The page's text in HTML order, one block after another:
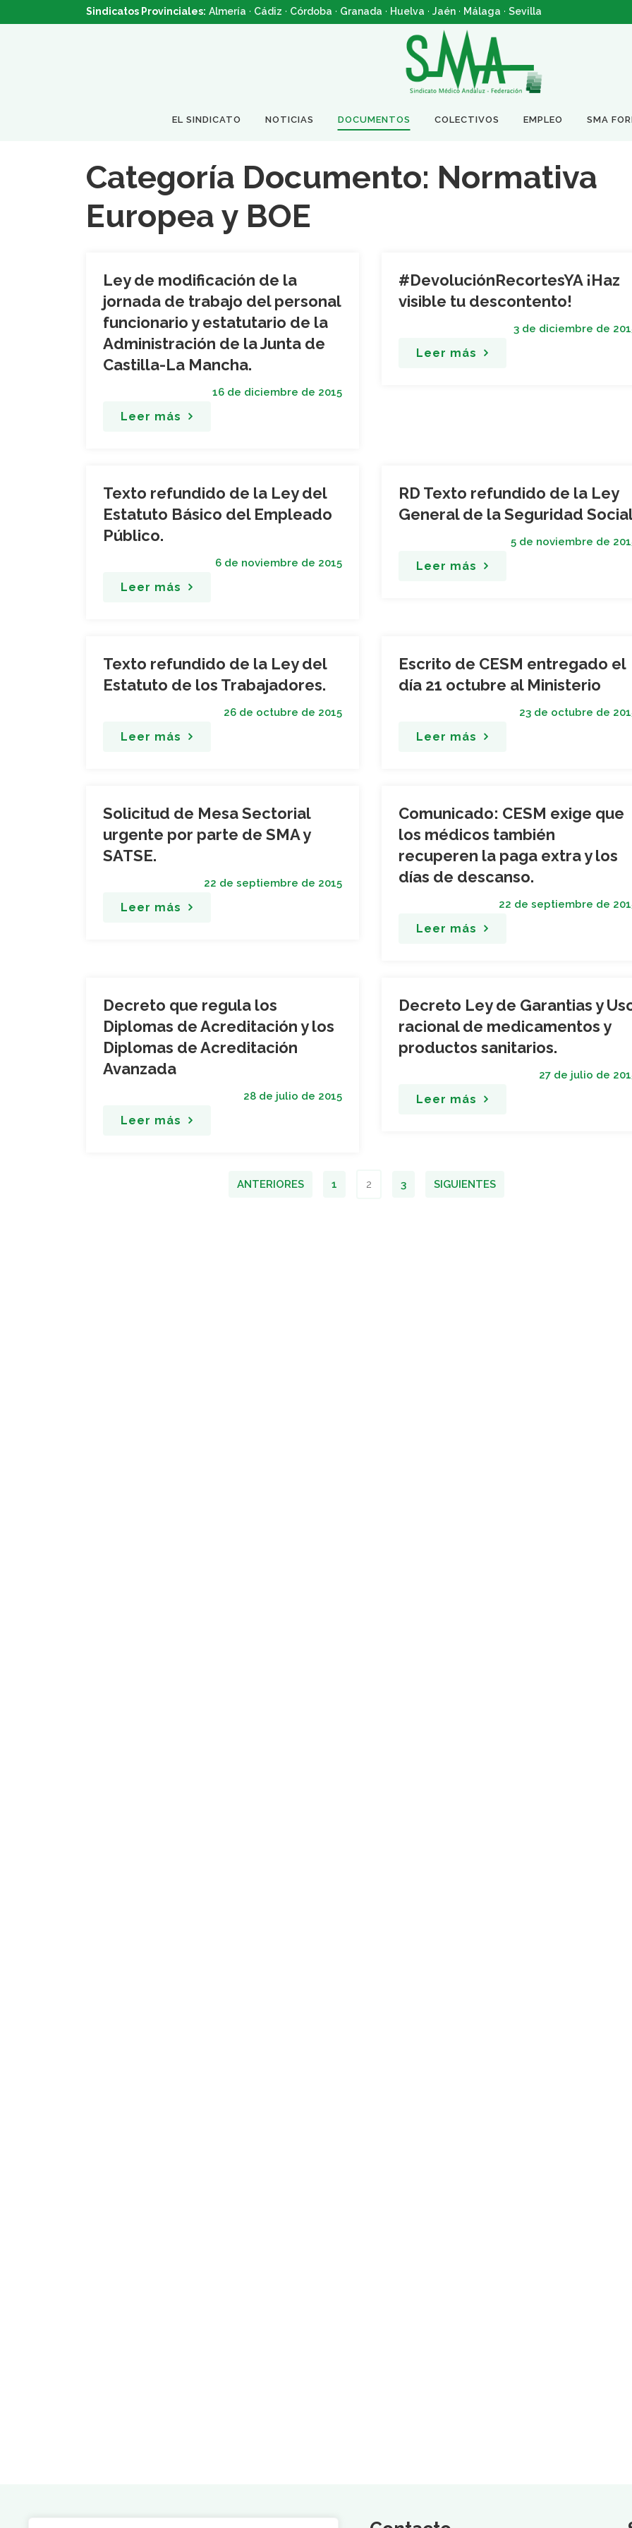
Sindicatos Provinciales: Almería · Cádiz · Córdoba · Granada · Huelva · Jaén · Málaga · Sevilla
EL SINDICATO NOTICIAS DOCUMENTOS COLECTIVOS EMPLEO SMA
Categoría Documento: Normativa
Europea y BOE
Ley de modificación de la
jornada de trabajo del personal
funcionario y estatutario de la
Administración de la Junta de
Castilla-La Mancha.
16 de diciembre de 2015
Leer más
#DevoluciónRecortesYA ¡Haz
visible tu descontento!
3 de diciembre de
Leer más
Texto refundido de la Ley del
Estatuto Básico del Empleado
Público.
6 de noviembre de 2015
Leer más
RD Texto refundido de la Ley
General de la Seguridad
5 de noviembre de
Leer más
Texto refundido de la Ley del
Estatuto de los Trabajadores.
26 de octubre de 2015
Leer más
Escrito de CESM entregado el
día 21 octubre al Ministerio
23 de octubre de
Leer más
Solicitud de Mesa Sectorial
urgente por parte de SMA y
SATSE.
22 de septiembre de 2015
Leer más
Comunicado: CESM exige que
los médicos también
recuperen la paga extra y los
días de descanso.
22 de septiembre de
Leer más
Decreto que regula los
Diplomas de Acreditación y los
Diplomas de Acreditación
Avanzada
28 de julio de 2015
Leer más
Decreto Ley de Garantias y
racional de medicamentos y
productos sanitarios.
27 de julio de
Leer más
ANTERIORES 1 2 3 SIGUIENTES